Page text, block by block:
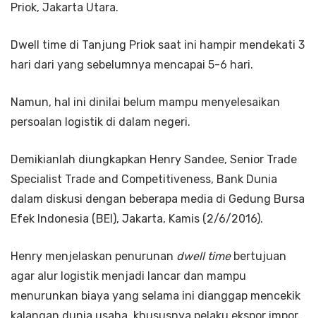
Priok, Jakarta Utara.
Dwell time di Tanjung Priok saat ini hampir mendekati 3
hari dari yang sebelumnya mencapai 5-6 hari.
Namun, hal ini dinilai belum mampu menyelesaikan
persoalan logistik di dalam negeri.
Demikianlah diungkapkan Henry Sandee, Senior Trade
Specialist Trade and Competitiveness, Bank Dunia
dalam diskusi dengan beberapa media di Gedung Bursa
Efek Indonesia (BEI), Jakarta, Kamis (2/6/2016).
Henry menjelaskan penurunan dwell timebertujuan
agar alur logistik menjadi lancar dan mampu
menurunkan biaya yang selama ini dianggap mencekik